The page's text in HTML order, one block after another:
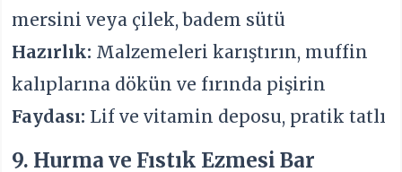
mersini veya çilek, badem sütü
Hazırlık: Malzemeleri karıştırın, muffin
kalıplarına dökün ve fırında pişirin
Faydası: Lif ve vitamin deposu, pratik tatlı
9. Hurma ve Fıstık Ezmesi Bar